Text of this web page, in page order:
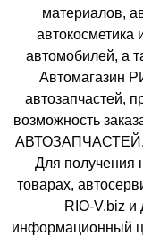
материалов,
автокосметика
автомобилей, а
Автомагазин
автозапчастей,
возможность
АВТОЗАПЧАСТЕЙ,
Для получения
товарах,
RIO-V.biz и
информационный